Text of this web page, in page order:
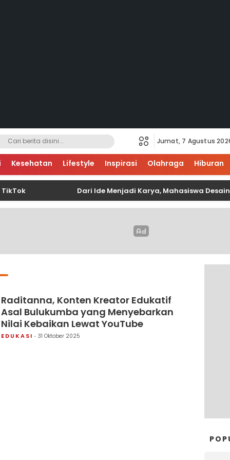
Jumat, 7 Agustus
Kesehatan Lifestyle Inspirasi Olahraga Hiburan
Dari Ide Menjadi Karya, Mahasiswa Desain
Raditanna, Konten Kreator Edukatif
Asal Bulukumba yang Menyebarkan
Nilai Kebaikan Lewat YouTube
EDUKASI 31 Oktober 2025